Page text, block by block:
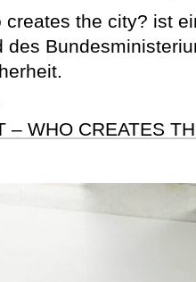
creates the city? ist
des
– WHO CREATES